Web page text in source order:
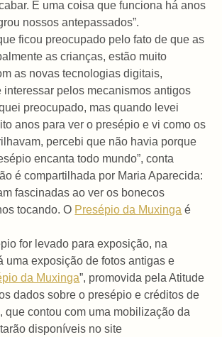
É uma coisa que funciona há anos
nossos antepassados”.
ficou preocupado pelo fato de que as
as crianças, estão muito
as novas tecnologias digitais,
interessar pelos mecanismos antigos
preocupado, mas quando levei
anos para ver o presépio e vi como os
percebi que não havia porque
encanta todo mundo”, conta
é compartilhada por Maria Aparecida:
fascinadas ao ver os bonecos
tocando. O Presépio da Muxinga é
for levado para exposição, na
uma exposição de fotos antigas e
da Muxinga”, promovida pela Atitude
dados sobre o presépio e créditos de
que contou com uma mobilização da
disponíveis no site